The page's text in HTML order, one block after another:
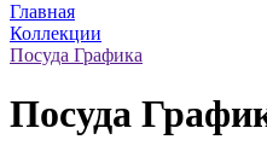
Главная
Коллекции
Посуда Графика
Посуда